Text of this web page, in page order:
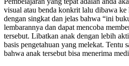
visual atau benda konkrit lalu dibawa ke
dengan singkat dan jelas bahwa “ini
lembarannya dan dapat mencoba
tersebut. Libatkan anak dengan lebih
basis pengetahuan yang melekat. Tentu
bahwa anak tersebut bisa menerima